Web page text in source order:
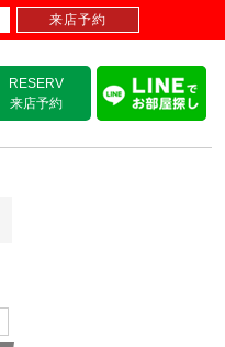
RESERV
来店予約
来店予約